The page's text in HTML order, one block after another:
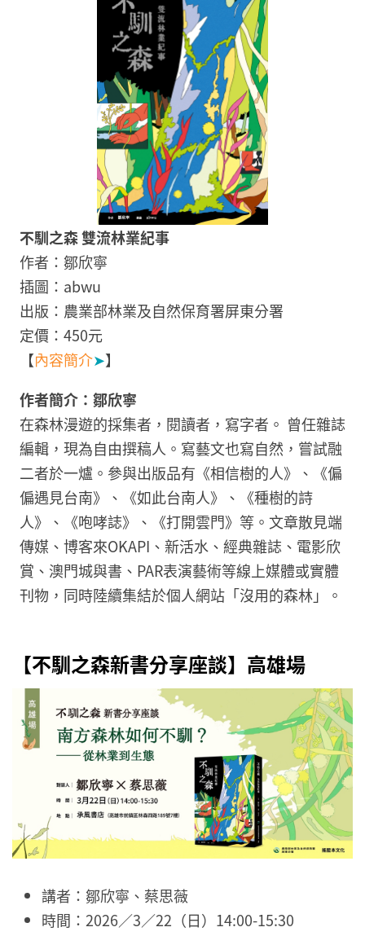
不馴之森 雙流林業紀事
作者：鄒欣寧
插圖：abwu
出版：農業部林業及自然保育署屏東分署
定價：450元
【內容簡介➤】
作者簡介：鄒欣寧
在森林漫遊的採集者，閱讀者，寫字者。 曾任雜誌
編輯，現為自由撰稿人。寫藝文也寫自然，嘗試融
二者於一爐。參與出版品有《相信樹的人》、《偏
偏遇見台南》、《如此台南人》、《種樹的詩
人》、《咆哮誌》、《打開雲門》等。文章散見端
傳媒、博客來OKAPI、新活水、經典雜誌、電影欣
賞、澳門城與書、PAR表演藝術等線上媒體或實體
刊物，同時陸續集結於個人網站「沒用的森林」。
【不馴之森新書分享座談】高雄場
講者：鄒欣寧、蔡思薇
時間：2026／3／22（日）14:00-15:30